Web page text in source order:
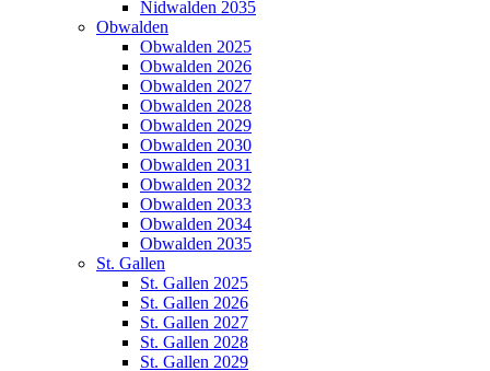
Nidwalden 2035
Obwalden
Obwalden 2025
Obwalden 2026
Obwalden 2027
Obwalden 2028
Obwalden 2029
Obwalden 2030
Obwalden 2031
Obwalden 2032
Obwalden 2033
Obwalden 2034
Obwalden 2035
St. Gallen
St. Gallen 2025
St. Gallen 2026
St. Gallen 2027
St. Gallen 2028
St. Gallen 2029